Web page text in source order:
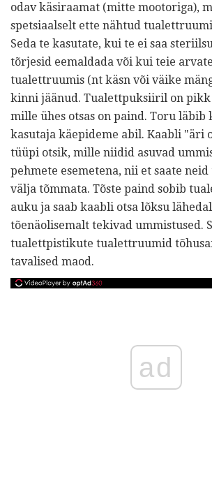
odav käsiraamat (mitte mootoriga),
spetsiaalselt ette nähtud
Seda te kasutate, kui te ei saa
tõrjesid eemaldada või kui teie
tualettruumis (nt käsn või väike
kinni jäänud. Tualettpuksiiril on
mille ühes otsas on paind. Toru läbib
kasutaja käepideme abil. Kaabli "äri
tüüpi otsik, mille niidid asuvad
pehmete esemetena, nii et saate
välja tõmmata. Tõste paind sobib
auku ja saab kaabli otsa lõksu
tõenäolisemalt tekivad ummistused.
tualettpistikute tualettruumid
tavalised maod.
ad